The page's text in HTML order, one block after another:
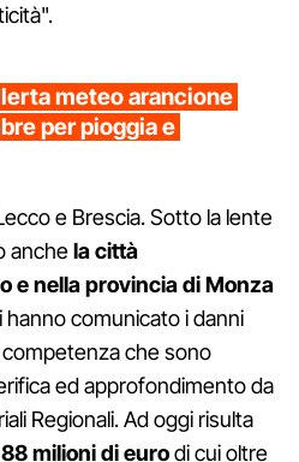
meteo arancione
per pioggia e
e Brescia. Sotto la lente
anchela città
e nella provincia di Monza
hanno comunicato i danni
che sono
ed approfondimento da
Regionali. Ad oggi risulta
milioni di eurodi cui oltre